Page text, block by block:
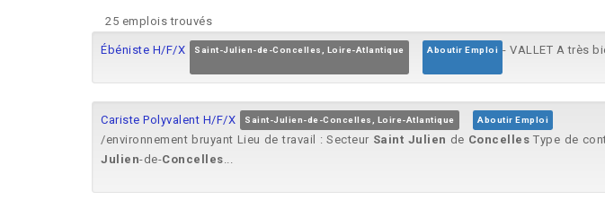
25 emplois trouvés
Ébéniste H/F/X Saint-Julien-de-Concelles, Loire-Atlantique Aboutir Emploi - VALLET A très
Cariste Polyvalent H/F/X Saint-Julien-de-Concelles, Loire-Atlantique Aboutir Emploi
/environnement bruyant Lieu de travail : Secteur Saint Julien de Concelles Type de
Julien-de-Concelles...